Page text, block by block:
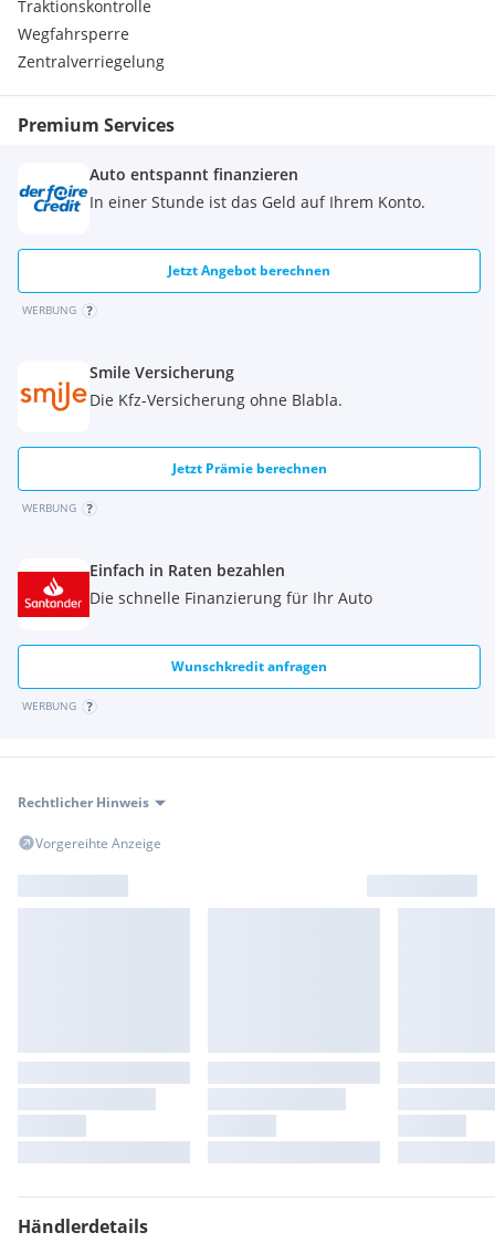
Traktionskontrolle
Wegfahrsperre
Zentralverriegelung
Premium Services
Auto entspannt finanzieren
In einer Stunde ist das Geld auf Ihrem Konto.
Jetzt Angebot berechnen
WERBUNG
Smile Versicherung
Die Kfz-Versicherung ohne Blabla.
Jetzt Prämie berechnen
WERBUNG
Einfach in Raten bezahlen
Die schnelle Finanzierung für Ihr Auto
Wunschkredit anfragen
WERBUNG
Rechtlicher Hinweis
Vorgereihte Anzeige
Händlerdetails